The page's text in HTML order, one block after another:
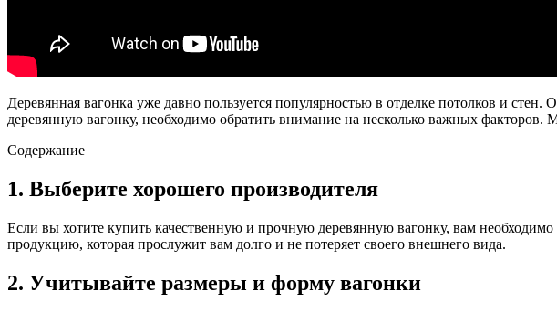
Деревянная вагонка уже давно пользуется популярностью в отделке потолков и
деревянную вагонку, необходимо обратить внимание на несколько важных
Содержание
1. Выберите хорошего производителя
Если вы хотите купить качественную и прочную деревянную вагонку, вам
продукцию, которая прослужит вам долго и не потеряет своего внешнего вида.
2. Учитывайте размеры и форму вагонки